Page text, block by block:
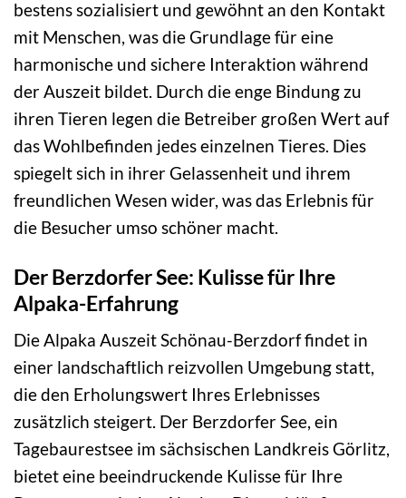
bestens sozialisiert und gewöhnt an den Kontakt
mit Menschen, was die Grundlage für eine
harmonische und sichere Interaktion während
der Auszeit bildet. Durch die enge Bindung zu
ihren Tieren legen die Betreiber großen Wert auf
das Wohlbefinden jedes einzelnen Tieres. Dies
spiegelt sich in ihrer Gelassenheit und ihrem
freundlichen Wesen wider, was das Erlebnis für
die Besucher umso schöner macht.
Der Berzdorfer See: Kulisse für Ihre
Alpaka-Erfahrung
Die Alpaka Auszeit Schönau-Berzdorf findet in
einer landschaftlich reizvollen Umgebung statt,
die den Erholungswert Ihres Erlebnisses
zusätzlich steigert. Der Berzdorfer See, ein
Tagebaurestsee im sächsischen Landkreis Görlitz,
bietet eine beeindruckende Kulisse für Ihre